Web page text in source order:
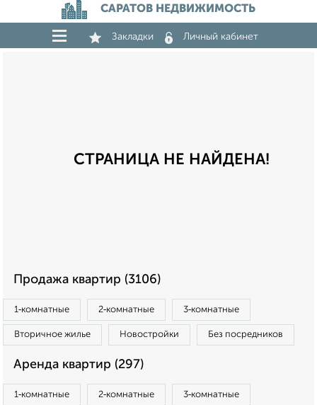
САРАТОВ НЕДВИЖИМОСТЬ
Закладки Личный кабинет
СТРАНИЦА НЕ НАЙДЕНА!
Продажа квартир (3106)
1‑комнатные 2‑комнатные 3‑комнатные
Вторичное жилье Новостройки Без посредников
Аренда квартир (297)
1‑комнатные 2‑комнатные 3‑комнатные